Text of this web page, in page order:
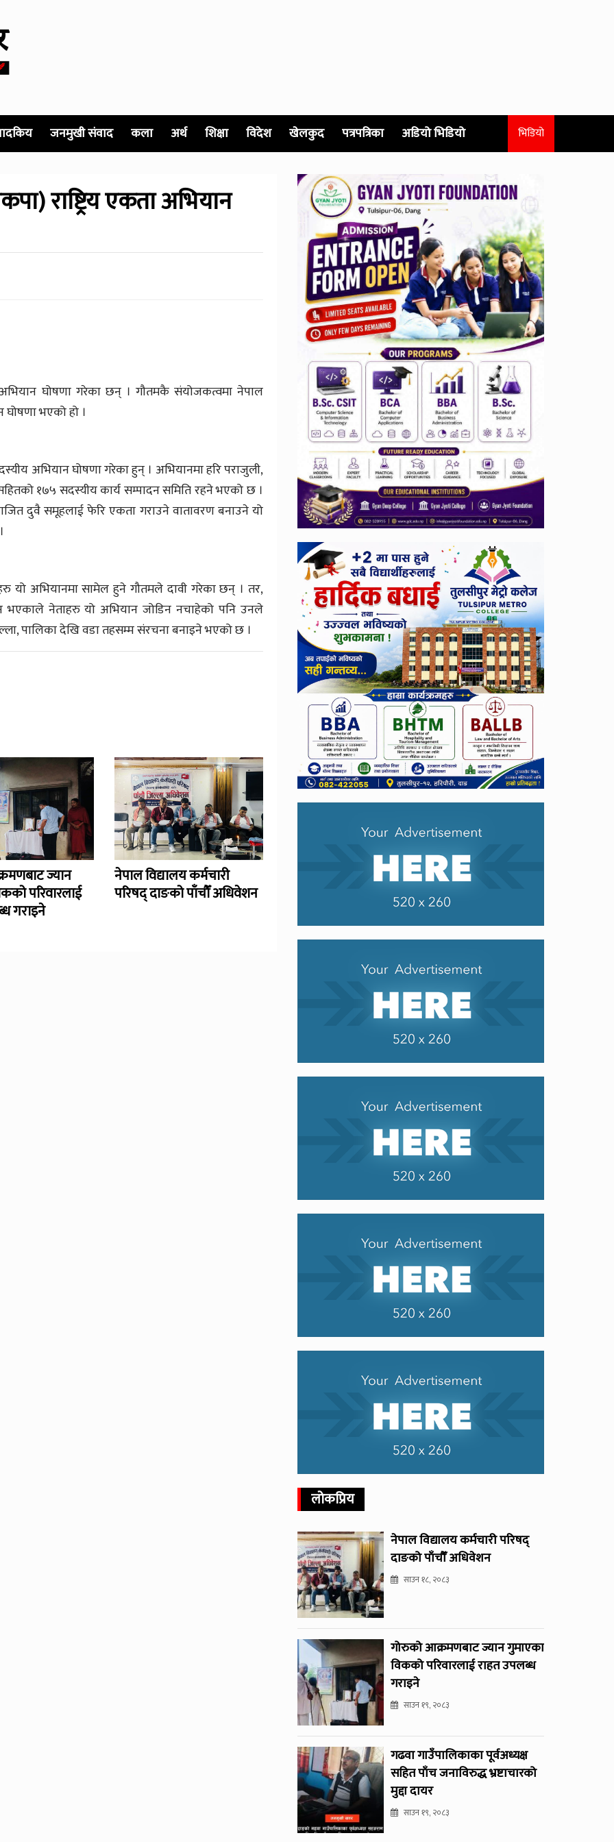
जनमुखी संवाद कला अर्थ शिक्षा विदेश खेलकुद पत्रपत्रिका अडियो भिडियो भिडियो
राष्ट्रिय एकता अभियान
घोषणा गरेका छन् । गौतमकै संयोजकत्वमा नेपाल
घोषणा भएको हो ।
अभियान घोषणा गरेका हुन् । अभियानमा हरि पराजुली,
१७५ सदस्यीय कार्य सम्पादन समिति रहने भएको छ ।
दुवै समूहलाई फेरि एकता गराउने वातावरण बनाउने यो
यो अभियानमा सामेल हुने गौतमले दावी गरेका छन् । तर,
भएकाले नेताहरु यो अभियान जोडिन नचाहेको पनि उनले
पालिका देखि वडा तहसम्म संरचना बनाइने भएको छ ।
ज्यान
परिवारलाई
गराइने
नेपाल विद्यालय कर्मचारी
परिषद् दाङको पाँचौँ अधिवेशन
लोकप्रिय
नेपाल विद्यालय कर्मचारी परिषद्
दाङको पाँचौँ अधिवेशन
साउन १८, २०८३
गोरुको आक्रमणबाट ज्यान गुमाएका
विकको परिवारलाई राहत उपलब्ध
गराइने
साउन १९, २०८३
गढवा गाउँपालिकाका पूर्वअध्यक्ष
सहित पाँच जनाविरुद्ध भ्रष्टाचारको
मुद्दा दायर
साउन १९, २०८३